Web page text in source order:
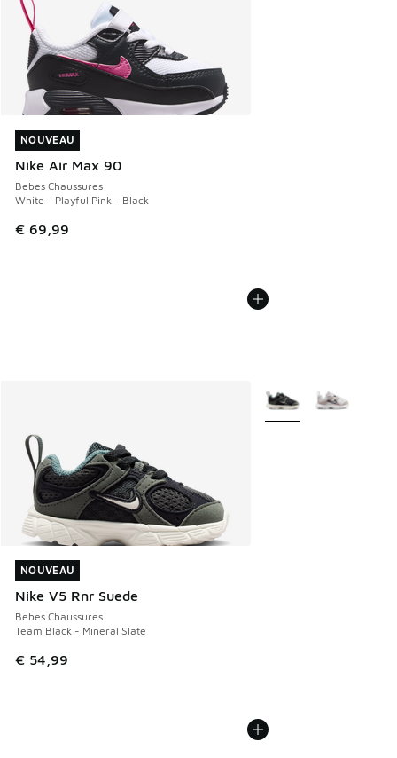
NOUVEAU
Nike Air Max 90
Bebes Chaussures
White - Playful Pink - Black
€ 69,99
NOUVEAU
NOUVEAU
Nike V5 Rnr Suede
Bebes Chaussures
Team Black - Mineral Slate
€ 54,99
NOUVEAU
Plus de couleurs